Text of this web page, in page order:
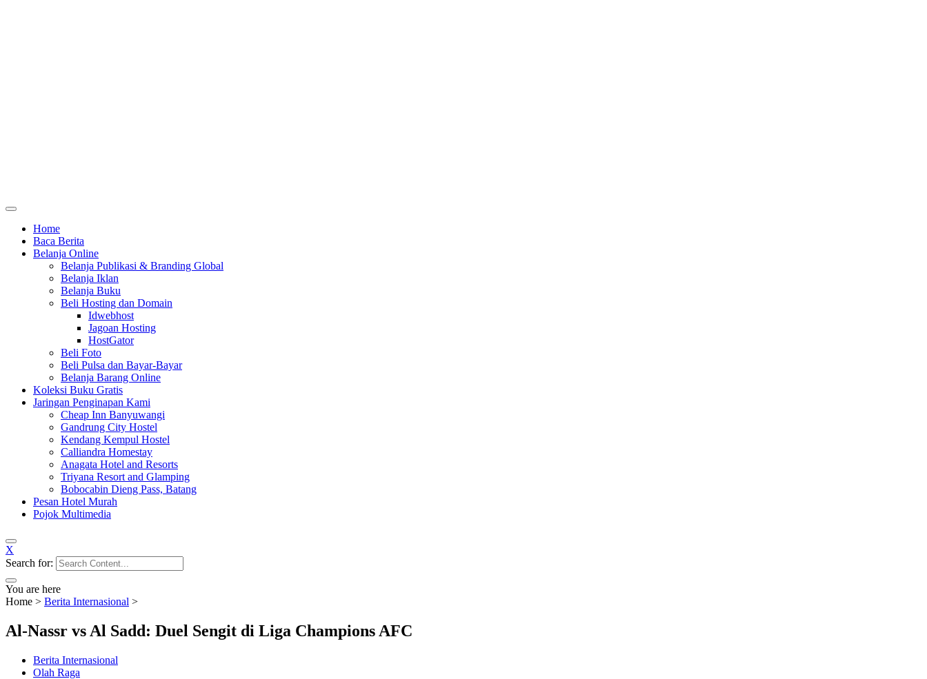
Home
Baca Berita
Belanja Online
Belanja Publikasi & Branding Global
Belanja Iklan
Belanja Buku
Beli Hosting dan Domain
Idwebhost
Jagoan Hosting
HostGator
Beli Foto
Beli Pulsa dan Bayar-Bayar
Belanja Barang Online
Koleksi Buku Gratis
Jaringan Penginapan Kami
Cheap Inn Banyuwangi
Gandrung City Hostel
Kendang Kempul Hostel
Calliandra Homestay
Anagata Hotel and Resorts
Triyana Resort and Glamping
Bobocabin Dieng Pass, Batang
Pesan Hotel Murah
Pojok Multimedia
X
Search for:
You are here
Home > Berita Internasional >
Al-Nassr vs Al Sadd: Duel Sengit di Liga Champions AFC
Berita Internasional
Olah Raga